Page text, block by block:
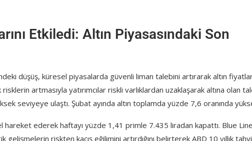
Etkiledi: Altın Piyasasındaki Son
düşüş, küresel piyasalarda güvenli liman talebini artırarak altın
artmasıyla yatırımcılar riskli varlıklardan uzaklaşarak altına olan
seviyeye ulaştı. Şubat ayında altın toplamda yüzde 7,6 oranında
hareket ederek haftayı yüzde 1,41 primle 7.435 liradan kapattı. Blue
riskten kaçış eğilimini artırdığını belirterek ABD 10 yıllık